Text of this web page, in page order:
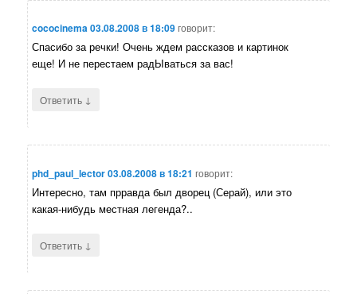
cococinema03.08.2008 в 18:09говорит:
Спасибо за речки! Очень ждем рассказов и картинок
еще! И не перестаем радЫваться за вас!
Ответить ↓
phd_paul_lector03.08.2008 в 18:21 говорит:
Интересно, там прравда был дворец (Серай), или это
какая-нибудь местная легенда?..
Ответить ↓